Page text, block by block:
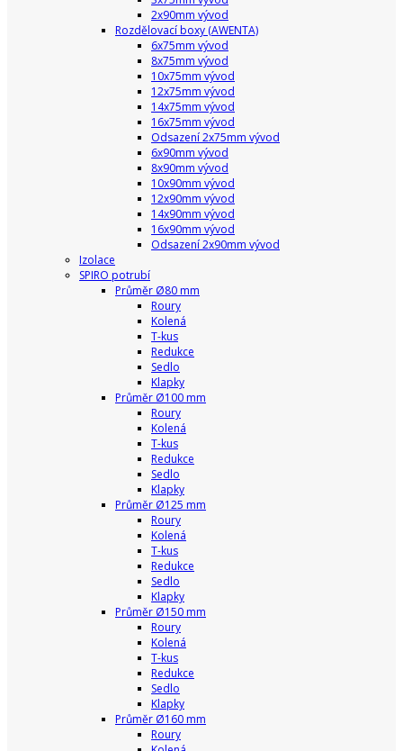
2x90mm vývod
Rozdělovací boxy (AWENTA)
6x75mm vývod
8x75mm vývod
10x75mm vývod
12x75mm vývod
14x75mm vývod
16x75mm vývod
Odsazení 2x75mm vývod
6x90mm vývod
8x90mm vývod
10x90mm vývod
12x90mm vývod
14x90mm vývod
16x90mm vývod
Odsazení 2x90mm vývod
Izolace
SPIRO potrubí
Průměr Ø80 mm
Roury
Kolená
T-kus
Redukce
Sedlo
Klapky
Průměr Ø100 mm
Roury
Kolená
T-kus
Redukce
Sedlo
Klapky
Průměr Ø125 mm
Roury
Kolená
T-kus
Redukce
Sedlo
Klapky
Průměr Ø150 mm
Roury
Kolená
T-kus
Redukce
Sedlo
Klapky
Průměr Ø160 mm
Roury